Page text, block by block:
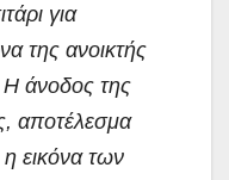
για
της ανοικτής
Η άνοδος της
αποτέλεσμα
εικόνα των